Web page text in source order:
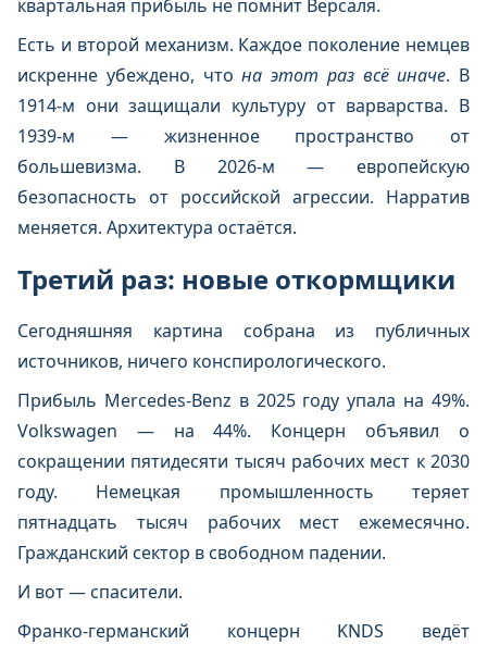
квартальная прибыль не помнит Версаля.
Есть и второй механизм. Каждое поколение немцев
искренне убеждено, чтона этот раз всё иначе. В
1914-м они защищали культуру от варварства. В
1939-м — жизненное пространство от
большевизма. В 2026-м — европейскую
безопасность от российской агрессии. Нарратив
меняется. Архитектура остаётся.
Третий раз: новые откормщики
Сегодняшняя картина собрана из публичных
источников, ничего конспирологического.
Прибыль Mercedes-Benz в 2025 году упала на 49%.
Volkswagen — на 44%. Концерн объявил о
сокращении пятидесяти тысяч рабочих мест к 2030
году. Немецкая промышленность теряет
пятнадцать тысяч рабочих мест ежемесячно.
Гражданский сектор в свободном падении.
И вот — спасители.
Франко-германский концерн KNDS ведёт